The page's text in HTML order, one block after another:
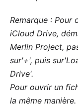
Remarque :
iCloud Drive,
Merlin Project,
sur'+', puis
Drive'.
Pour ouvrir un
la même